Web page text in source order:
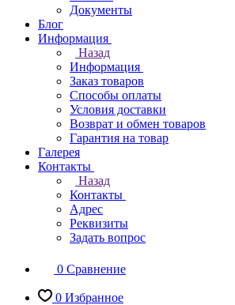
Документы
Блог
Информация
Назад
Информация
Заказ товаров
Способы оплаты
Условия доставки
Возврат и обмен товаров
Гарантия на товар
Галерея
Контакты
Назад
Контакты
Адрес
Реквизиты
Задать вопрос
0 Сравнение
0 Избранное